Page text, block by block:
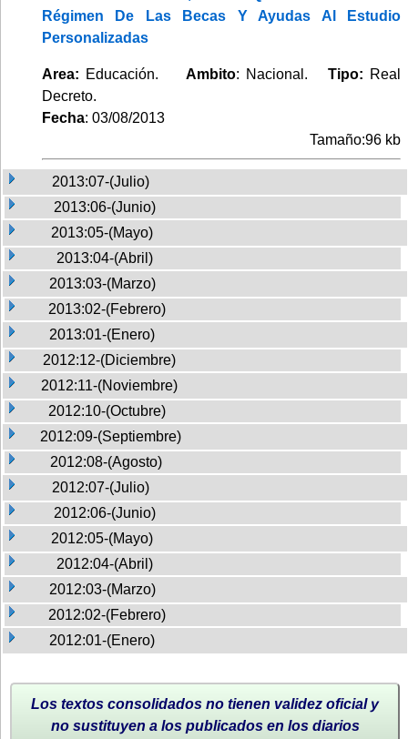
Régimen De Las Becas Y Ayudas Al Estudio
Personalizadas
Area: Educación. Ambito: Nacional. Tipo: Real
Decreto.
Fecha: 03/08/2013
Tamaño:96 kb
2013:07-(Julio)
2013:06-(Junio)
2013:05-(Mayo)
2013:04-(Abril)
2013:03-(Marzo)
2013:02-(Febrero)
2013:01-(Enero)
2012:12-(Diciembre)
2012:11-(Noviembre)
2012:10-(Octubre)
2012:09-(Septiembre)
2012:08-(Agosto)
2012:07-(Julio)
2012:06-(Junio)
2012:05-(Mayo)
2012:04-(Abril)
2012:03-(Marzo)
2012:02-(Febrero)
2012:01-(Enero)
Los textos consolidados no tienen validez oficial y
no sustituyen a los publicados en los diarios